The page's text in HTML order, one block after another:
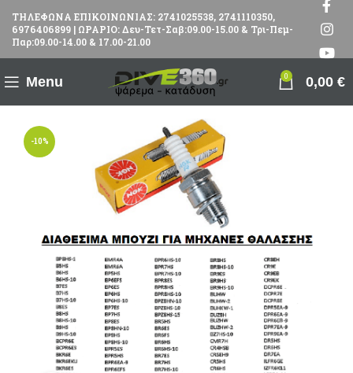
ΤΗΛΕΦΩΝΑ ΕΠΙΚΟΙΝΩΝΙΑΣ: 2741025538, 2741110350,
6976406899 | ΩΡΑΡΙΟ: Δευ-Τετ-Σαβ:09.00-15.00 & Τρι-Πεμ-
Παρ:09.00-14.00 & 17.00-21.00
Menu 0 0,00 €
-10%